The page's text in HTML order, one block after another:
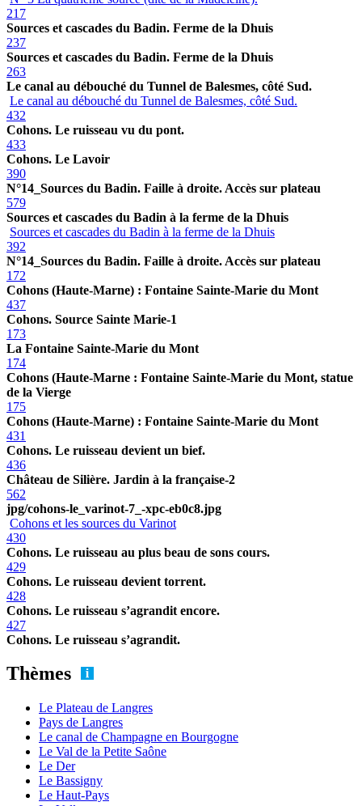
217
Sources et cascades du Badin. Ferme de la Dhuis
237
Sources et cascades du Badin. Ferme de la Dhuis
263
Le canal au débouché du Tunnel de Balesmes, côté Sud.
Le canal au débouché du Tunnel de Balesmes, côté Sud.
432
Cohons. Le ruisseau vu du pont.
433
Cohons. Le Lavoir
390
N°14_Sources du Badin. Faille à droite. Accès sur plateau
579
Sources et cascades du Badin à la ferme de la Dhuis
Sources et cascades du Badin à la ferme de la Dhuis
392
N°14_Sources du Badin. Faille à droite. Accès sur plateau
172
Cohons (Haute-Marne) : Fontaine Sainte-Marie du Mont
437
Cohons. Source Sainte Marie-1
173
La Fontaine Sainte-Marie du Mont
174
Cohons (Haute-Marne : Fontaine Sainte-Marie du Mont, statue
de la Vierge
175
Cohons (Haute-Marne) : Fontaine Sainte-Marie du Mont
431
Cohons. Le ruisseau devient un bief.
436
Château de Silière. Jardin à la française-2
562
jpg/cohons-le_varinot-7_-xpc-eb0c8.jpg
Cohons et les sources du Varinot
430
Cohons. Le ruisseau au plus beau de sons cours.
429
Cohons. Le ruisseau devient torrent.
428
Cohons. Le ruisseau s’agrandit encore.
427
Cohons. Le ruisseau s’agrandit.
Thèmes
Le Plateau de Langres
Pays de Langres
Le canal de Champagne en Bourgogne
Le Val de la Petite Saône
Le Der
Le Bassigny
Le Haut-Pays